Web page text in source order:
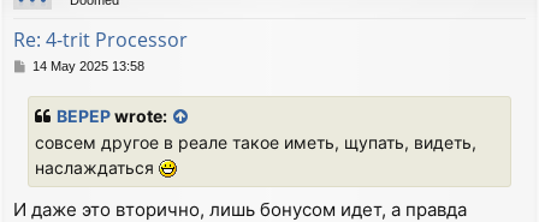
Re: 4-trit Processor
P14 May 2025 13:58
BEPEPwrote:
совсем другое в реале такое иметь, щупать, видеть,
наслаждаться
И даже это вторично, лишь бонусом идет, а правда